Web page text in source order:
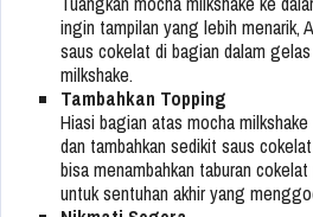
ingin tampilan yang lebih menarik,
saus cokelat di bagian dalam
milkshake.
Tambahkan Topping
Hiasi bagian atas mocha
dan tambahkan sedikit saus
bisa menambahkan taburan
untuk sentuhan akhir yang